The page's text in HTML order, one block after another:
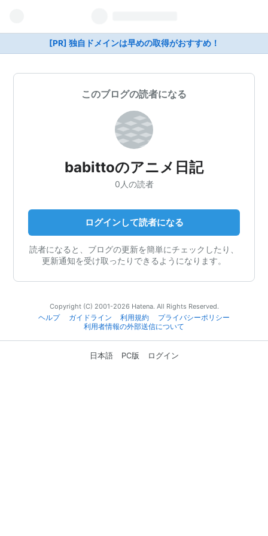
[PR] 独自ドメインは早めの取得がおすすめ！
このブログの読者になる
babittoのアニメ日記
0人の読者
ログインして読者になる
読者になると、ブログの更新を簡単にチェックしたり、
更新通知を受け取ったりできるようになります。
Copyright (C) 2001-2026 Hatena. All Rights Reserved.
ヘルプ
ガイドライン 利用規約
プライバシーポリシー
利用者情報の外部送信について
日本語 PC版 ログイン